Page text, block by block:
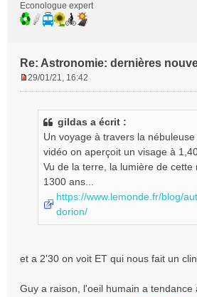
Econologue expert
Re: Astronomie: dernières
29/01/21, 16:42
gildas a écrit :
Un voyage à travers la
vidéo on aperçoit un visage à
Vu de la terre, la lumière de cette
1300 ans...
https://www.lemonde.fr/blog/
dorion/
et a 2'30 on voit ET qui nous fait un
Guy a raison, l'oeil humain a tendance